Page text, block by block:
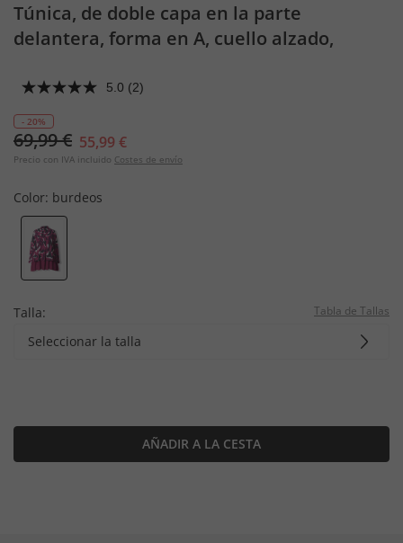
Túnica, de doble capa en la parte
delantera, forma en A, cuello alzado,
5.0 (2)
- 20%
69,99 € 55,99 €
Precio con IVA incluido Costes de envío
Color: burdeos
Talla: Tabla de Tallas
Seleccionar la talla
AÑADIR A LA CESTA